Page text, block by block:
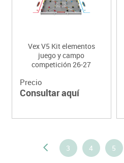
Vex V5 Kit elementos
juego y campo
competición 26-27
Precio
Consultar aquí
3 4 5